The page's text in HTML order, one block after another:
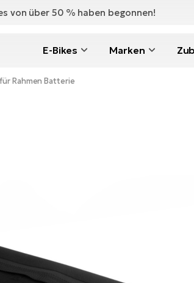
von über 50 % haben begonnen!
E-Bikes Marken
Rahmen Batterie